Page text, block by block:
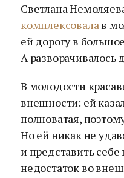
Светлана
комплексовалав
ей дорогу в
А разворачивалось
В молодости
внешности: ей
полноватая,
Но ей никак не
и представить
недостаток во